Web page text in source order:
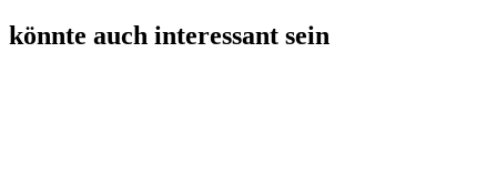
könnte auch interessant sein